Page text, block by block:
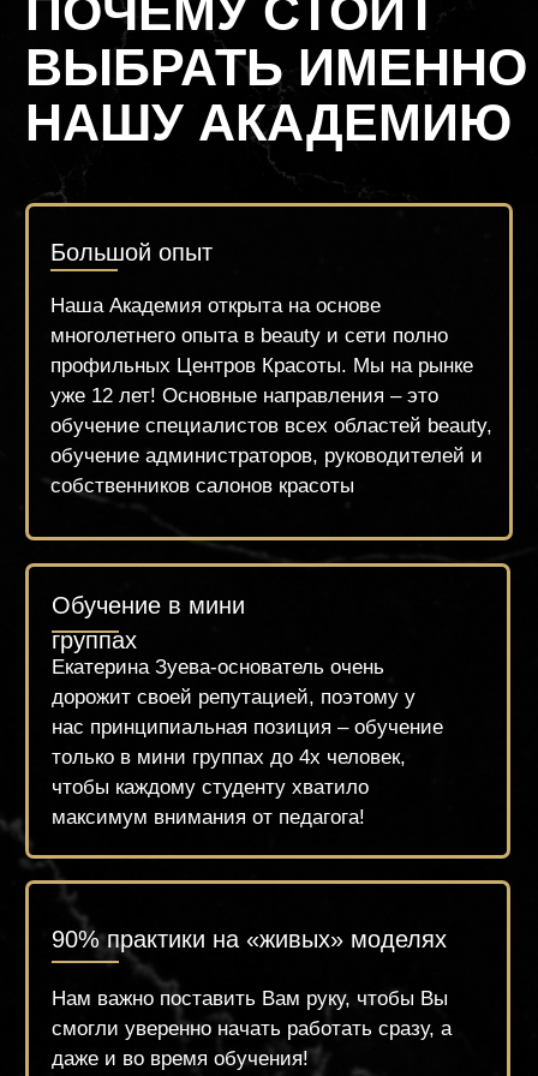
Мы имеем государственную лицензию,
образования и, в рамках закона, выдаём
нашим студентам дипломы гос. Образца,
внесённого в систему ФИС ФРДО
Наша Академия предоставляет
возможность обучаться в
оборудовании и качественных
комфортно и ощутите сервис высокого
уровня.
Условия обучения и комфорт студента
90% практики на «живых» моделях
Нам важно поставить Вам руку, чтобы Вы
смогли уверенно начать работать сразу, а
даже и во время обучения!
Предоставляем поддержку всем студентам
единомышленников, для обмена опыта и
знаний. И всегда остаёмся на связи!
Поддержка
Гибкий график обучения
Группы выходного дня, вечернее
обучение и классическое расписание на
несколько месяцев вперёд.
Лояльные цены на обучение и гибкая
система беспроцентной рассрочки